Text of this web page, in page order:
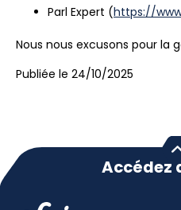
Parl Expert (https://
Nous nous excusons pour la
Publiée le 24/10/2025
Accédez